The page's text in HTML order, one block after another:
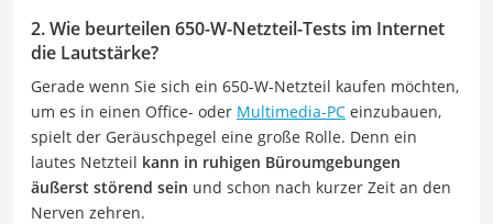
2. Wie beurteilen 650-W-Netzteil-Tests im Internet
die Lautstärke?
Gerade wenn Sie sich ein 650-W-Netzteil kaufen möchten,
um es in einen Office- oder Multimedia-PC einzubauen,
spielt der Geräuschpegel eine große Rolle. Denn ein
lautes Netzteil kann in ruhigen Büroumgebungen
äußerst störend sein und schon nach kurzer Zeit an den
Nerven zehren.